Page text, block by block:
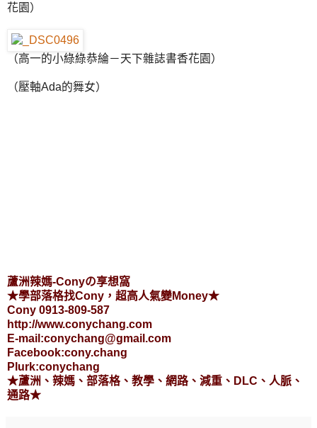
花園）
（高一的小綠綠恭綸－天下雜誌書香花園）
（壓軸Ada的舞女）
蘆洲辣媽-Conyの享想窩
★學部落格找Cony，超高人氣變Money★
Cony 0913-809-587
http://www.conychang.com
E-mail:conychang@gmail.com
Facebook:cony.chang
Plurk:conychang
★蘆洲、辣媽、部落格、教學、網路、減重、DLC、人脈、
通路★